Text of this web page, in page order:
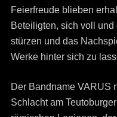
Feierfreude blieben
Beteiligten, sich voll
stürzen und das
Werke hinter sich zu
Der Bandname VARUS
Schlacht am